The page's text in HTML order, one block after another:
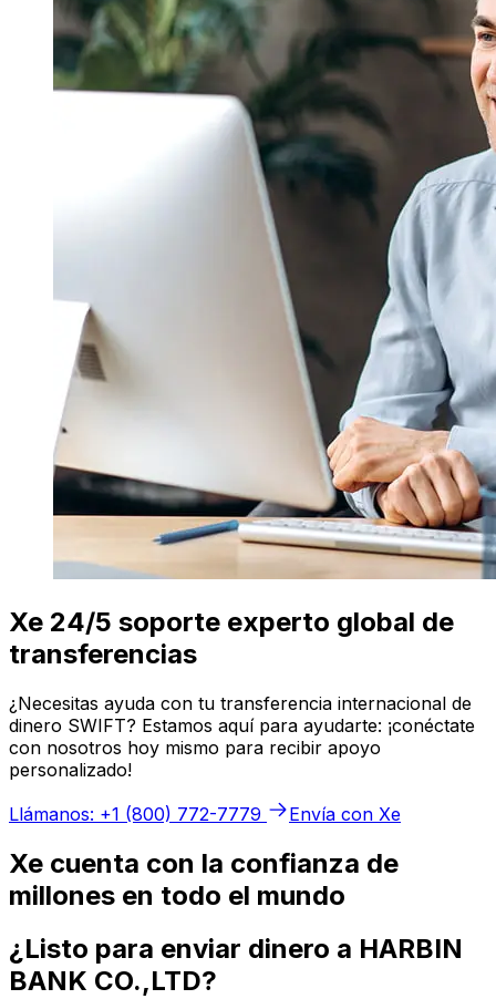
Xe 24/5 soporte experto global de
transferencias
¿Necesitas ayuda con tu transferencia internacional de
dinero SWIFT? Estamos aquí para ayudarte: ¡conéctate
con nosotros hoy mismo para recibir apoyo
personalizado!
Llámanos: +1 (800) 772-7779
Envía con Xe
Xe cuenta con la confianza de
millones en todo el mundo
¿Listo para enviar dinero a HARBIN
BANK CO.,LTD?